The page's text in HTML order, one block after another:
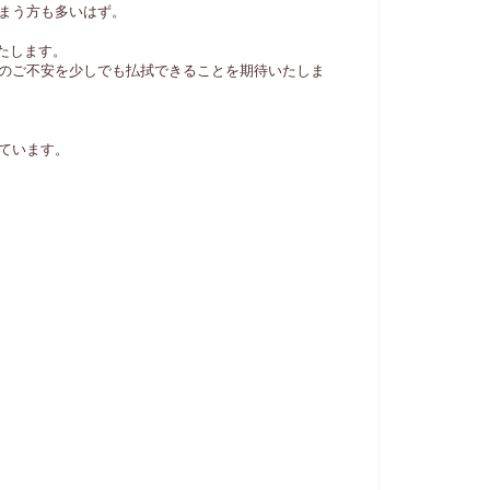
方も多いはず。
します。
不安を少しでも払拭できることを期待いたしま
います。